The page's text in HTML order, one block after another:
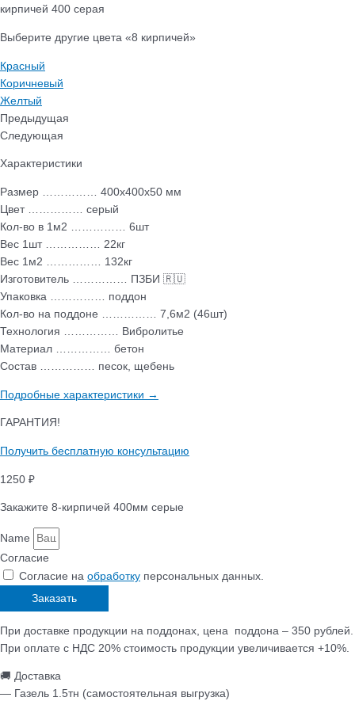
кирпичей 400 серая
Выберите другие цвета «8 кирпичей»
Красный
Коричневый
Желтый
Предыдущая
Следующая
Характеристики
Размер …………… 400х400х50 мм
Цвет …………… серый
Кол-во в 1м2 …………… 6шт
Вес 1шт …………… 22кг
Вес 1м2 …………… 132кг
Изготовитель …………… ПЗБИ 🇷🇺
Упаковка …………… поддон
Кол-во на поддоне …………… 7,6м2 (46шт)
Технология …………… Вибролитье
Материал …………… бетон
Состав …………… песок, щебень
Подробные характеристики →
ГАРАНТИЯ!
Получить бесплатную консультацию
1250 ₽
Закажите 8-кирпичей 400мм серые
Name
Согласие
Согласие на обработку персональных данных.
Заказать
При доставке продукции на поддонах, цена поддона – 350 рублей.
При оплате с НДС 20% стоимость продукции увеличивается +10%.
🚚 Доставка
— Газель 1.5тн (самостоятельная выгрузка)